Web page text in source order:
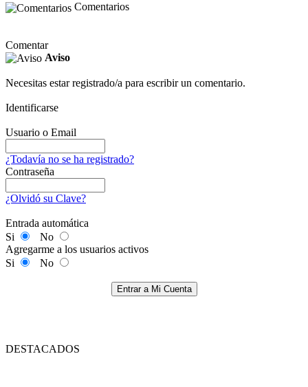
Comentarios
Comentar
Aviso
Necesitas estar registrado/a para escribir un comentario.
Identificarse
Usuario o Email
¿Todavía no se ha registrado?
Contraseña
¿Olvidó su Clave?
Entrada automática
Si
No
Agregarme a los usuarios activos
Si
No
Entrar a Mi Cuenta
DESTACADOS